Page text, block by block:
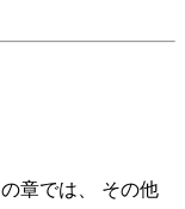
章では、 その他